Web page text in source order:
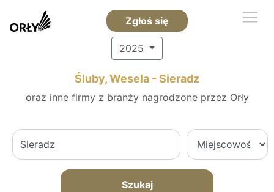
Zgłoś się
2025
Śluby, Wesela - Sieradz
oraz inne firmy z branży nagrodzone przez Orły
Szukaj